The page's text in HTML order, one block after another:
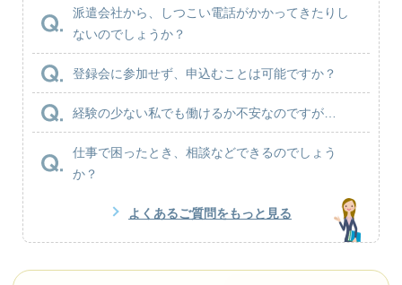
派遣会社から、しつこい電話がかかってきたりし
ないのでしょうか？
登録会に参加せず、申込むことは可能ですか？
経験の少ない私でも働けるか不安なのですが…
仕事で困ったとき、相談などできるのでしょう
か？
よくあるご質問をもっと見る